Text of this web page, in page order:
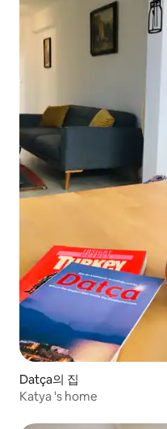
Datça의 집
Katya 's home